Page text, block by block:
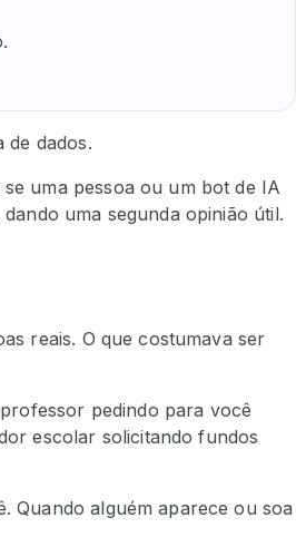
de dados.
uma pessoa ou um bot de IA
uma segunda opinião útil.
reais. O que costumava ser
pedindo para você
escolar solicitando fundos
Quando alguém aparece ou soa